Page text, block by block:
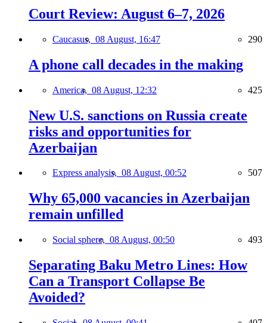
Court Review: August 6–7, 2026
Caucasus, 08 August, 16:47 290
A phone call decades in the making
America, 08 August, 12:32 425
New U.S. sanctions on Russia create
risks and opportunities for
Azerbaijan
Express analysis, 08 August, 00:52 507
Why 65,000 vacancies in Azerbaijan
remain unfilled
Social sphere, 08 August, 00:50 493
Separating Baku Metro Lines: How
Can a Transport Collapse Be
Avoided?